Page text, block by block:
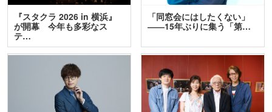
『スタクラ 2026 in 横浜』
が開幕 今年も多彩なス
テ…
「同窓会にはしたくない」
――15年ぶりに集う「第…